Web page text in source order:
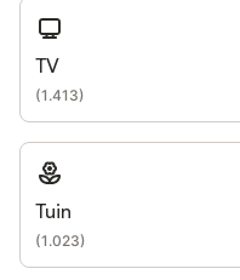
TV
(1.413)
Tuin
(1.023)